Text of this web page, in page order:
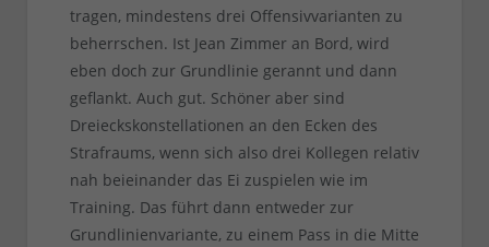
tragen, mindestens drei Offensivvarianten zu
beherrschen. Ist Jean Zimmer an Bord, wird
eben doch zur Grundlinie gerannt und dann
geflankt. Auch gut. Schöner aber sind
Dreieckskonstellationen an den Ecken des
Strafraums, wenn sich also drei Kollegen relativ
nah beieinander das Ei zuspielen wie im
Training. Das führt dann entweder zur
Grundlinienvariante, zu einem Pass in die Mitte